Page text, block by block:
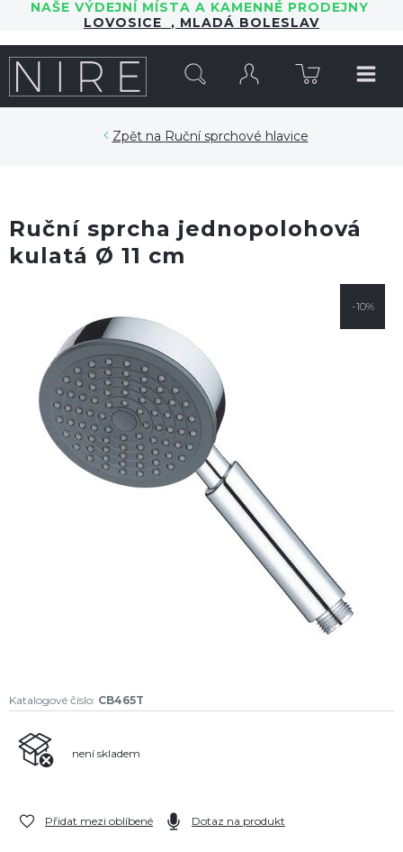
NAŠE VÝDEJNÍ MÍSTA A KAMENNÉ PRODEJNY
LOVOSICE , MLADÁ BOLESLAV
Ruční sprchové hlavice
Ruční sprcha jednopolohová
kulatá Ø 11 cm
-10%
Katalogové číslo: CB465T
není skladem
Přidat mezi oblíbené Dotaz na produkt